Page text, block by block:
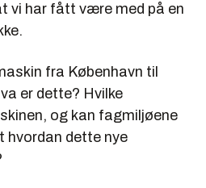
vi har fått være med på en
fra København til
er dette? Hvilke
og kan fagmiljøene
hvordan dette nye